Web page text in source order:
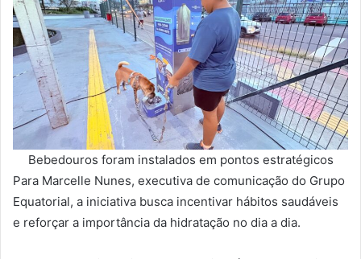
Bebedouros foram instalados em pontos estratégicos
Para Marcelle Nunes, executiva de comunicação do Grupo
Equatorial, a iniciativa busca incentivar hábitos saudáveis
e reforçar a importância da hidratação no dia a dia.